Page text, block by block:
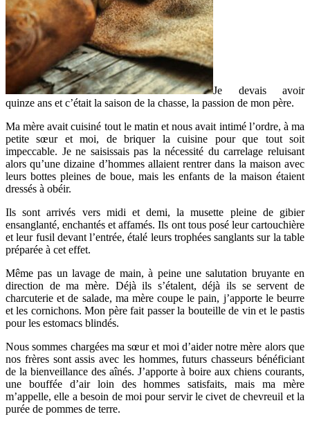
Je devais avoir
quinze ans et c’était la saison de la chasse, la passion de mon père.
Ma mère avait cuisiné tout le matin et nous avait intimé l’ordre, à ma
petite sœur et moi, de briquer la cuisine pour que tout soit
impeccable. Je ne saisissais pas la nécessité du carrelage reluisant
alors qu’une dizaine d’hommes allaient rentrer dans la maison avec
leurs bottes pleines de boue, mais les enfants de la maison étaient
dressés à obéir.
Ils sont arrivés vers midi et demi, la musette pleine de gibier
ensanglanté, enchantés et affamés. Ils ont tous posé leur cartouchière
et leur fusil devant l’entrée, étalé leurs trophées sanglants sur la table
préparée à cet effet.
Même pas un lavage de main, à peine une salutation bruyante en
direction de ma mère. Déjà ils s’étalent, déjà ils se servent de
charcuterie et de salade, ma mère coupe le pain, j’apporte le beurre
et les cornichons. Mon père fait passer la bouteille de vin et le pastis
pour les estomacs blindés.
Nous sommes chargées ma sœur et moi d’aider notre mère alors que
nos frères sont assis avec les hommes, futurs chasseurs bénéficiant
de la bienveillance des aînés. J’apporte à boire aux chiens courants,
une bouffée d’air loin des hommes satisfaits, mais ma mère
m’appelle, elle a besoin de moi pour servir le civet de chevreuil et la
purée de pommes de terre.